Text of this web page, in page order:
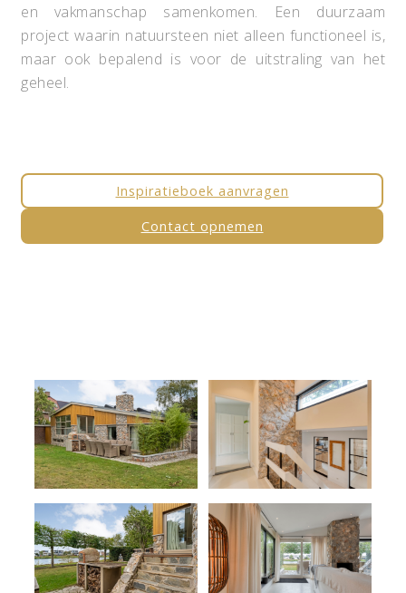
en vakmanschap samenkomen. Een duurzaam
project waarin natuursteen niet alleen functioneel is,
maar ook bepalend is voor de uitstraling van het
geheel.
Inspiratieboek aanvragen
Contact opnemen